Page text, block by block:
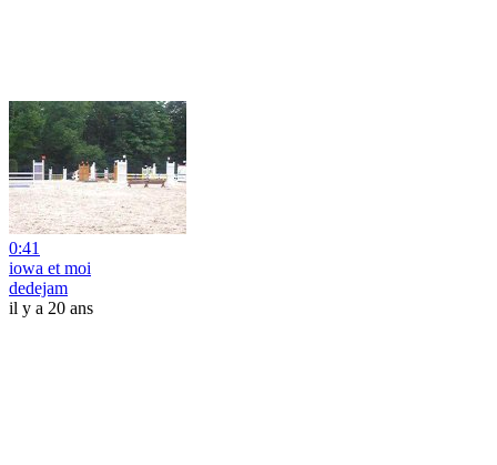
0:41
iowa et moi
dedejam
il y a 20 ans